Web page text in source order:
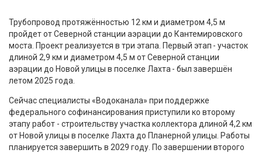
Трубопровод протяжённостью 12 км и диаметром 4,5 м
пройдет от Северной станции аэрации до Кантемировского
моста. Проект реализуется в три этапа. Первый этап - участок
длиной 2,9 км и диаметром 4,5 м от Северной станции
аэрации до Новой улицы в поселке Лахта - был завершён
летом 2025 года.
Сейчас специалисты «Водоканала» при поддержке
федерального софинансирования приступили ко второму
этапу работ - строительству участка коллектора длиной 4,2 км
от Новой улицы в поселке Лахта до Планерной улицы. Работы
планируется завершить в 2029 году. По завершении второго